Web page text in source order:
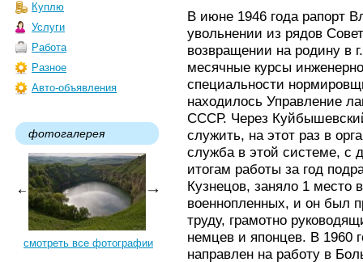
Куплю
Услуги
Работа
Разное
Авто-объявления
фотогалерея
смотреть все фотографии
В июне 1946 года рапорт
увольнении из рядов
возвращении на родину в
месячные курсы
специальности
находилось Управление
СССР. Через
служить, на этот раз в
служба в этой системе, с
итогам работы за год
Кузнецов, заняло 1
военнопленных, и он был
труду, грамотно
немцев и японцев. В
направлен на работу в